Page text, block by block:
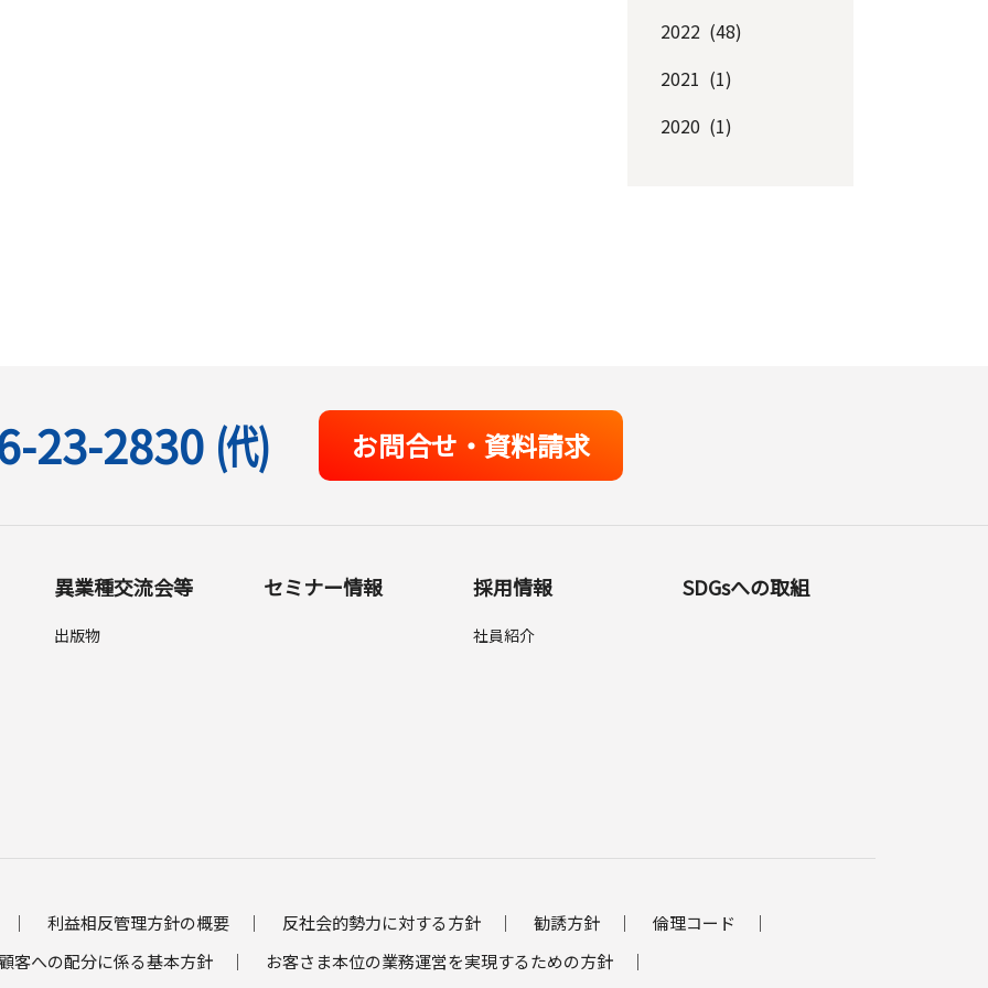
2022 (48)
2021 (1)
2020 (1)
23-2830 (代) お問合せ・資料請求
異業種交流会等
出版物
セミナー情報 採用情報
社員紹介
SDGsへの取組
利益相反管理方針の概要 反社会的勢力に対する方針 勧誘方針
倫理コード
客への配分に係る基本方針
お客さま本位の業務運営を実現するための方針